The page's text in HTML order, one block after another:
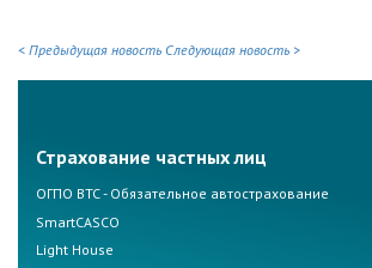
< Предыдущая новость Следующая новость >
Страхование частных лиц
ОГПО ВТС - Обязательное автострахование
SmartCASCO
Light House